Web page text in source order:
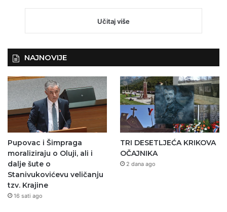
Učitaj više
NAJNOVIJE
Pupovac i Šimpraga
moraliziraju o Oluji, ali i
dalje šute o
Stanivukovićevu veličanju
tzv. Krajine
16 sati ago
TRI DESETLJEĆA KRIKOVA
OČAJNIKA
2 dana ago